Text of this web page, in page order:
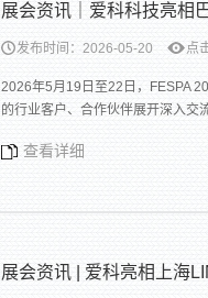
展会资讯｜爱科科技亮相
发布时间：2026-05-20 点
2026年5月19日至22日，FESPA
的行业客户、合作伙伴展开深入
查看详细
展会资讯 | 爱科亮相上海